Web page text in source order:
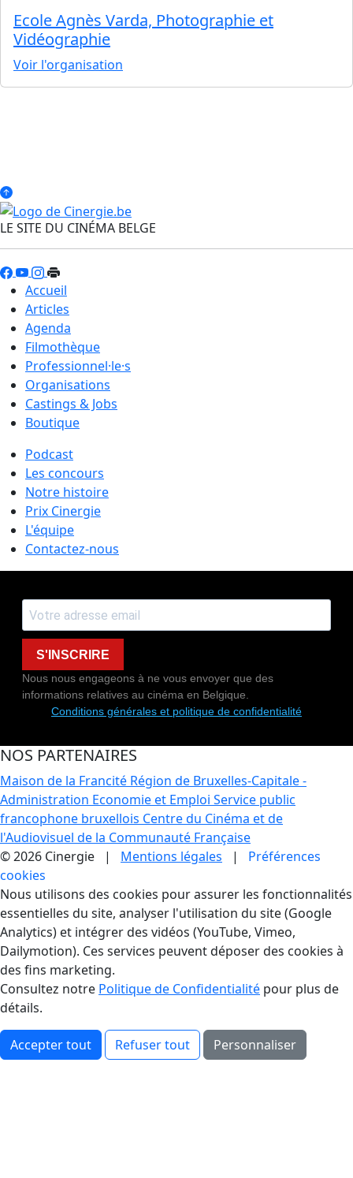
Ecole Agnès Varda, Photographie et
Vidéographie
Voir l'organisation
LE SITE DU CINÉMA BELGE
Accueil
Articles
Agenda
Filmothèque
Professionnel·le·s
Organisations
Castings & Jobs
Boutique
Podcast
Les concours
Notre histoire
Prix Cinergie
L'équipe
Contactez-nous
S'INSCRIRE
Nous nous engageons à ne vous envoyer que des
informations relatives au cinéma en Belgique.
Conditions générales et politique de confidentialité
NOS PARTENAIRES
Maison de la Francité Région de Bruxelles-Capitale -
Administration Economie et Emploi Service public
francophone bruxellois Centre du Cinéma et de
l'Audiovisuel de la Communauté Française
© 2026 Cinergie | Mentions légales | Préférences
cookies
Gestion des Cookies
Nous utilisons des cookies pour assurer les fonctionnalités
essentielles du site, analyser l'utilisation du site (Google
Analytics) et intégrer des vidéos (YouTube, Vimeo,
Dailymotion). Ces services peuvent déposer des cookies à
des fins marketing.
Consultez notre Politique de Confidentialité pour plus de
détails.
Accepter tout Refuser tout Personnaliser